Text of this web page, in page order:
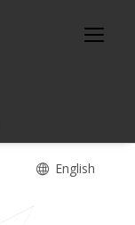
English